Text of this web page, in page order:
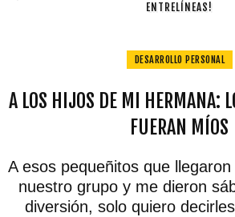
ENTRELÍNEAS!
DESARROLLO PERSONAL
A LOS HIJOS DE MI HERMANA:
FUERAN MÍOS
A esos pequeñitos que
nuestro grupo y me dieron
diversión, solo quiero